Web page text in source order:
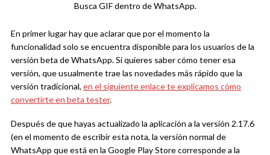
Busca GIF dentro de WhatsApp.
En primer lugar hay que aclarar que por el momento la
funcionalidad solo se encuentra disponible para los usuarios de la
versión beta de WhatsApp. Si quieres saber cómo tener esa
versión, que usualmente trae las novedades más rápido que la
versión tradicional, en el siguiente enlace te explicamos cómo
convertirte en beta tester.
Después de que hayas actualizado la aplicación a la versión 2.17.6
(en el momento de escribir esta nota, la versión normal de
WhatsApp que está en la Google Play Store corresponde a la